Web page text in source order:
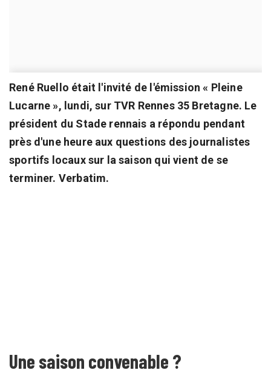
René Ruello était l'invité de l'émission « Pleine
Lucarne », lundi, sur TVR Rennes 35 Bretagne. Le
président du Stade rennais a répondu pendant
près d'une heure aux questions des journalistes
sportifs locaux sur la saison qui vient de se
terminer. Verbatim.
Une saison convenable ?